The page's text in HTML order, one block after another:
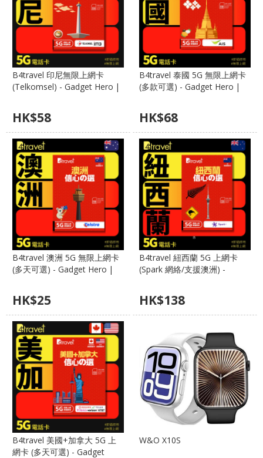
B4travel 印尼無限上網卡
(Telkomsel) - Gadget Hero |
訊號第一
HK$58
B4travel 泰國 5G 無限上網卡
(多款可選) - Gadget Hero |
無限任用
HK$68
B4travel 澳洲 5G 無限上網卡
(多天可選) - Gadget Hero |
HK$25
B4travel 紐西蘭 5G 上網卡
(Spark 網絡/支援澳洲) -
選、多天數可選
HK$138
B4travel 美國+加拿大 5G 上
網卡 (多天可選) - Gadget
W&O X10S